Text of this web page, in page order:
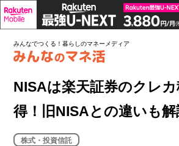
みんなでつくる！暮らしのマネーメディア
NISAは楽天証券のクレ
得！旧NISAとの違いも解
株式・投資信託